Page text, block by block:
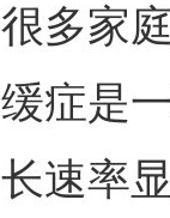
很多家
缓症是
长速率